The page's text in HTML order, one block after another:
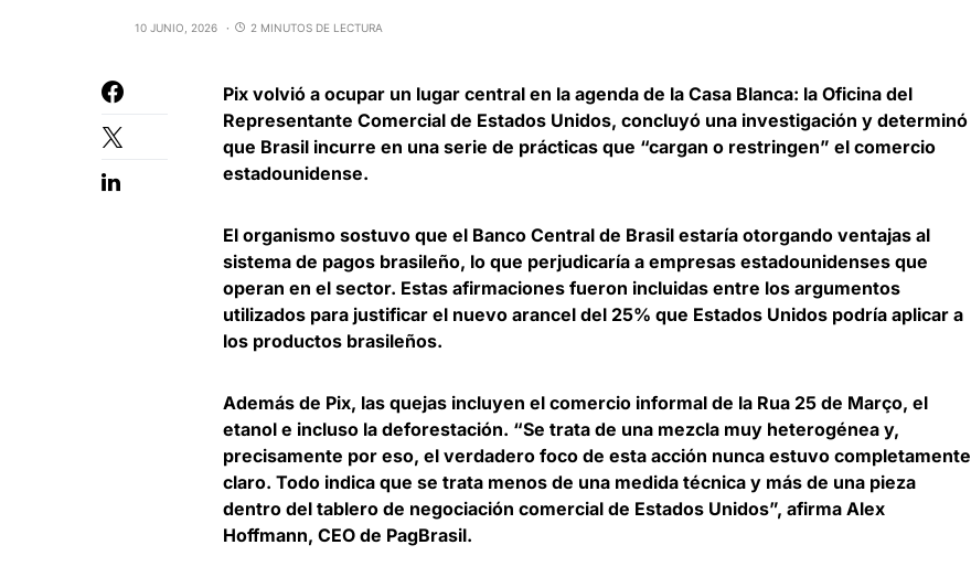
10 JUNIO, 2026 2 MINUTOS DE LECTURA
Pix volvió a ocupar un lugar central en la agenda de la Casa Blanca: la Oficina del
Representante Comercial de Estados Unidos, concluyó una investigación y determinó
que Brasil incurre en una serie de prácticas que “cargan o restringen” el comercio
estadounidense.
El organismo sostuvo que el Banco Central de Brasil estaría otorgando ventajas al
sistema de pagos brasileño, lo que perjudicaría a empresas estadounidenses que
operan en el sector. Estas afirmaciones fueron incluidas entre los argumentos
utilizados para justificar el nuevo arancel del 25% que Estados Unidos podría aplicar a
los productos brasileños.
Además de Pix, las quejas incluyen el comercio informal de la Rua 25 de Março, el
etanol e incluso la deforestación. “Se trata de una mezcla muy heterogénea y,
precisamente por eso, el verdadero foco de esta acción nunca estuvo completamente
claro. Todo indica que se trata menos de una medida técnica y más de una pieza
dentro del tablero de negociación comercial de Estados Unidos”, afirma Alex
Hoffmann, CEO de PagBrasil.